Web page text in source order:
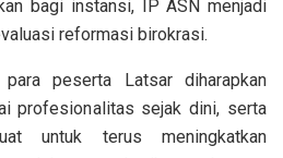
bagi instansi, IP ASN menjadi
reformasi birokrasi.
peserta Latsar diharapkan
profesionalitas sejak dini, serta
untuk terus meningkatkan